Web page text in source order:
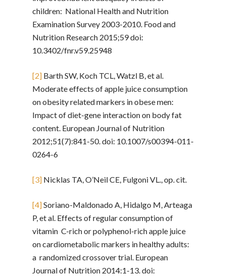
children: National Health and Nutrition
Examination Survey 2003-2010. Food and
Nutrition Research 2015;59 doi:
10.3402/fnr.v59.25948
[2] Barth SW, Koch TCL, Watzl B, et al.
Moderate effects of apple juice consumption
on obesity related markers in obese men:
Impact of diet-gene interaction on body fat
content. European Journal of Nutrition
2012;51(7):841-50. doi: 10.1007/s00394-011-
0264-6
[3] Nicklas TA, O’Neil CE, Fulgoni VL., op. cit.
[4]Soriano-Maldonado A, Hidalgo M, Arteaga
P, et al. Effects of regular consumption of
vitamin C-rich or polyphenol-rich apple juice
on cardiometabolic markers in healthy adults:
a randomized crossover trial. European
Journal of Nutrition 2014:1-13. doi: